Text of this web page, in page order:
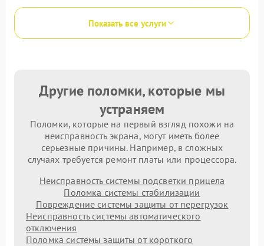
Показать все услуги
Другие поломки, которые мы
устраняем
Поломки, которые на первый взгляд похожи на
неисправность экрана, могут иметь более
серьезные причины. Например, в сложных
случаях требуется ремонт платы или процессора.
Неисправность системы подсветки прицела
Поломка системы стабилизации
Повреждение системы защиты от перегрузок
Неисправность системы автоматического
отключения
Поломка системы защиты от короткого